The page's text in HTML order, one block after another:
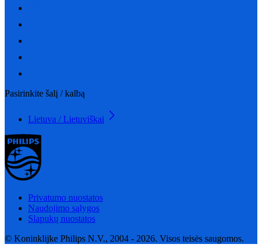
Pasirinkite šalį / kalbą
Lietuva / Lietuviškai
Privatumo nuostatos
Naudojimo sąlygos
Slapukų nuostatos
© Koninklijke Philips N.V., 2004 - 2026. Visos teisės saugomos.